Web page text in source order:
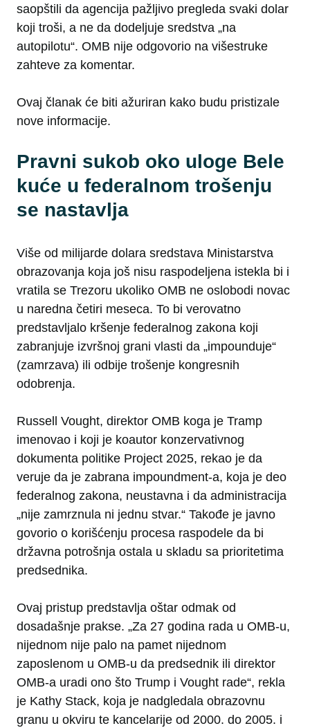
saopštili da agencija pažljivo pregleda svaki dolar
koji troši, a ne da dodeljuje sredstva „na
autopilotu“. OMB nije odgovorio na višestruke
zahteve za komentar.
Ovaj članak će biti ažuriran kako budu pristizale
nove informacije.
Pravni sukob oko uloge Bele
kuće u federalnom trošenju
se nastavlja
Više od milijarde dolara sredstava Ministarstva
obrazovanja koja još nisu raspodeljena istekla bi i
vratila se Trezoru ukoliko OMB ne oslobodi novac
u naredna četiri meseca. To bi verovatno
predstavljalo kršenje federalnog zakona koji
zabranjuje izvršnoj grani vlasti da „impounduje“
(zamrzava) ili odbije trošenje kongresnih
odobrenja.
Russell Vought, direktor OMB koga je Tramp
imenovao i koji je koautor konzervativnog
dokumenta politike Project 2025, rekao je da
veruje da je zabrana impoundment-a, koja je deo
federalnog zakona, neustavna i da administracija
„nije zamrznula ni jednu stvar.“ Takođe je javno
govorio o korišćenju procesa raspodele da bi
državna potrošnja ostala u skladu sa prioritetima
predsednika.
Ovaj pristup predstavlja oštar odmak od
dosadašnje prakse. „Za 27 godina rada u OMB-u,
nijednom nije palo na pamet nijednom
zaposlenom u OMB-u da predsednik ili direktor
OMB-a uradi ono što Trump i Vought rade“, rekla
je Kathy Stack, koja je nadgledala obrazovnu
granu u okviru te kancelarije od 2000. do 2005. i